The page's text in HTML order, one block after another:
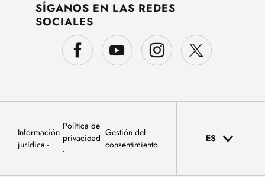
SÍGANOS EN LAS REDES
SOCIALES
Información
jurídica
Política de
privacidad
Gestión del
consentimiento
ES